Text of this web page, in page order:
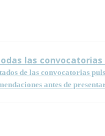
las
de las convocatorias
antes de